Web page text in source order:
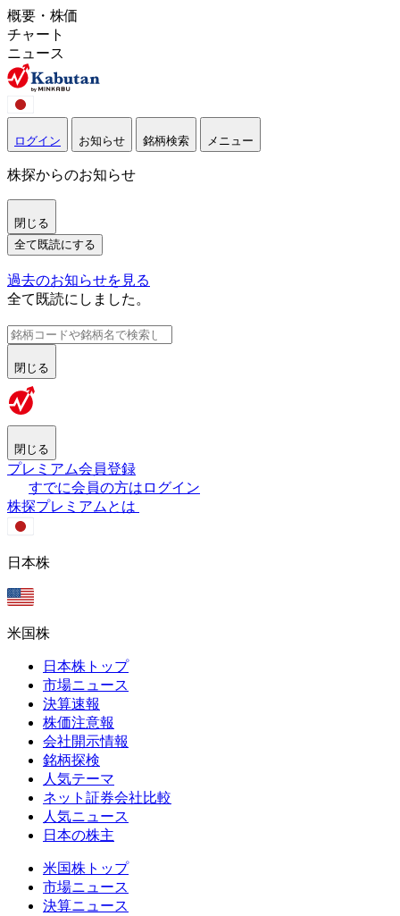
概要・株価
チャート
ニュース
ログイン お知らせ 銘柄検索 メニュー
株探からのお知らせ
閉じる
全て既読にする
過去のお知らせを見る
全て既読にしました。
閉じる
閉じる
プレミアム会員登録
すでに会員の方はログイン
株探プレミアムとは
日本株
米国株
日本株トップ
市場ニュース
決算速報
株価注意報
会社開示情報
銘柄探検
人気テーマ
ネット証券会社比較
人気ニュース
日本の株主
米国株トップ
市場ニュース
決算ニュース